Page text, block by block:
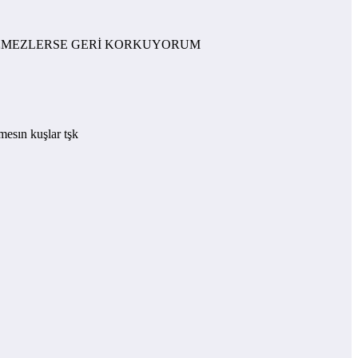
GERİ KORKUYORUM
kuşlar tşk